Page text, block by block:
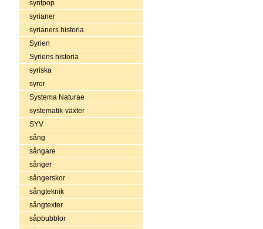
syntpop
syrianer
syrianers historia
Syrien
Syriens historia
syriska
syror
Systema Naturae
systematik-växter
SYV
sång
sångare
sånger
sångerskor
sångteknik
sångtexter
såpbubblor